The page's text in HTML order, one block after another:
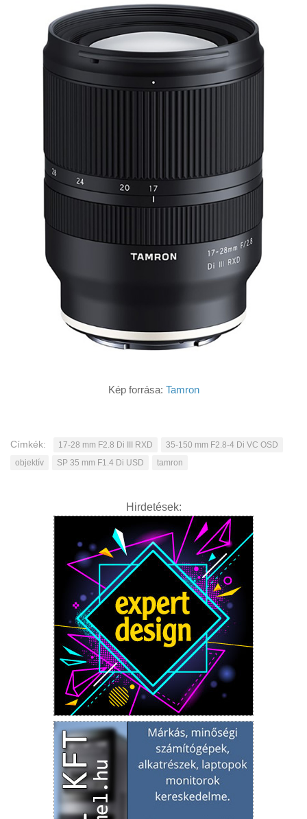
Kép forrása: Tamron
Címkék: 17-28 mm F2.8 Di III RXD
35-150 mm F2.8-4 Di VC OSD
objektív
SP 35 mm F1.4 Di USD tamron
Hirdetések: